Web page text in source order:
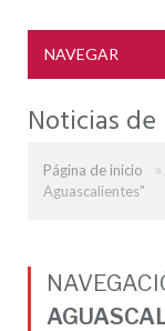
NAVEGAR
Noticias
Página de inicio »
Aguascalientes"